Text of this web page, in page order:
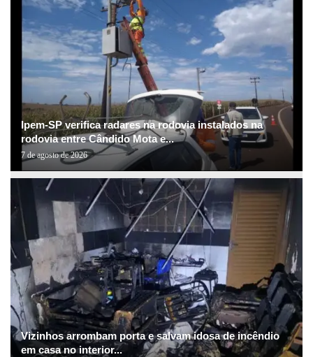
Ipem-SP verifica radares na rodovia instalados na
rodovia entre Cândido Mota e...
7 de agosto de 2026
Vizinhos arrombam porta e salvam idosa de incêndio
em casa no interior...